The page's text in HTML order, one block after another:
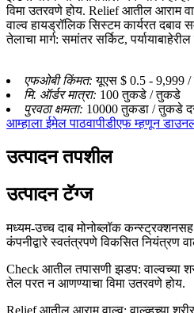
विमा उतरवणे होय. Relief आतील आराम
वाल्व हायड्रॉलिक सिस्टम कार्यरत दबाव
तेलाचा मार्ग: समांतर सर्किट,
एफओबी किंमत:यूएस $ 0.5 - 9,999
मि. ऑर्डर मात्रा: 100 तुकडे / तुकडे
पुरवठा क्षमता: 10000 तुकडा / तुकडे
आम्हाला ईमेल पाठवापीडीएफ म्हणून
उत्पादन तपशील
उत्पादन टॅग्ज
मध्यम-उच्च दाब मोनोब्लॉक
कंपनीद्वारे स्वतंत्रपणे विकसित नियंत्रण
Check आतील तपासणी झडप: वाल्वच्या
तेल परत न आणण्याचा विमा उतरवणे होय.